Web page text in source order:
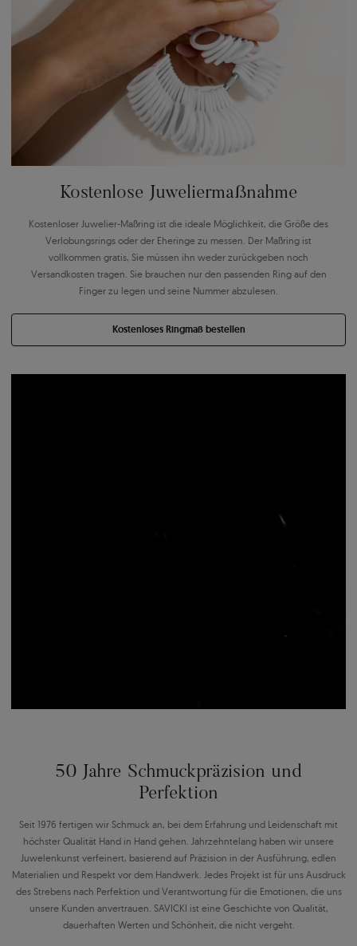
Kostenlose Juweliermaßnahme
Kostenloser Juwelier-Maßring ist die ideale Möglichkeit, die Größe des
Verlobungsrings oder der Eheringe zu messen. Der Maßring ist
vollkommen gratis, Sie müssen ihn weder zurückgeben noch
Versandkosten tragen. Sie brauchen nur den passenden Ring auf den
Finger zu legen und seine Nummer abzulesen.
Kostenloses Ringmaß bestellen
50 Jahre Schmuckpräzision und
Perfektion
Seit 1976 fertigen wir Schmuck an, bei dem Erfahrung und Leidenschaft mit
höchster Qualität Hand in Hand gehen. Jahrzehntelang haben wir unsere
Juwelenkunst verfeinert, basierend auf Präzision in der Ausführung, edlen
Materialien und Respekt vor dem Handwerk. Jedes Projekt ist für uns Ausdruck
des Strebens nach Perfektion und Verantwortung für die Emotionen, die uns
unsere Kunden anvertrauen. SAVICKI ist eine Geschichte von Qualität,
dauerhaften Werten und Schönheit, die nicht vergeht.